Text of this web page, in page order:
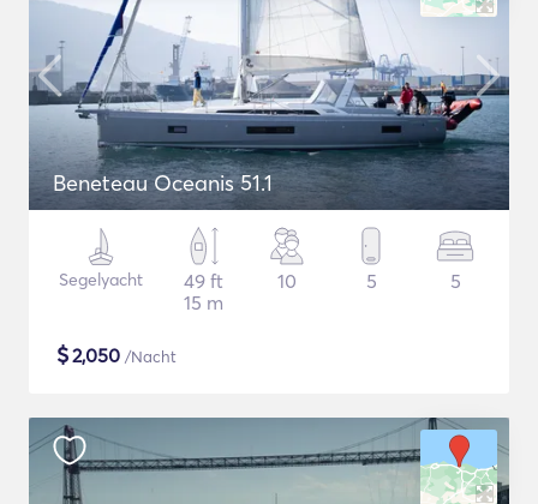
Beneteau Oceanis 51.1
Segelyacht
49 ft
15 m
10 5 5
$2,050 /Nacht